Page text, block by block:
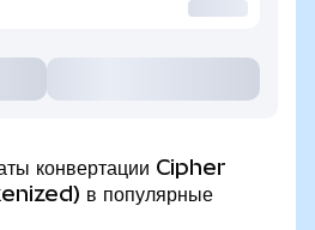
конвертации Cipher
в популярные